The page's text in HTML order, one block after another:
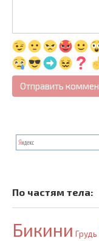
По частям тела:
Бикини Грудь